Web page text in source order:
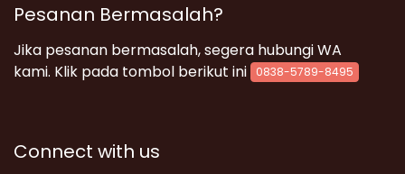
Pesanan Bermasalah?
Jika pesanan bermasalah, segera hubungi WA
kami. Klik pada tombol berikut ini
0838-5789-8495
Connect with us